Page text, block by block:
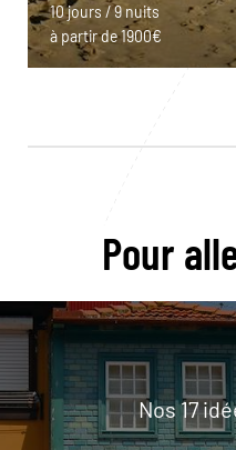
10 jours / 9 nuits
à partir de 1900€
Pour
Nos 17